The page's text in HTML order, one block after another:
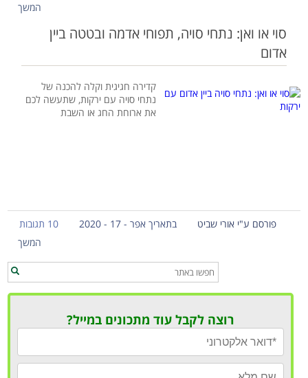
המשך
סוי או ואן: נתחי סויה, תפוחי אדמה ובטטה ביין
אדום
קדירה חגיגית וקלה להכנה של
נתחי סויה עם ירקות, שתעשה לכם
את ארוחת החג או השבת
פורסם ע"י אורי שביט בתאריך אפר - 17 - 2020
10 תגובות
המשך
רוצה לקבל עוד מתכונים במייל?